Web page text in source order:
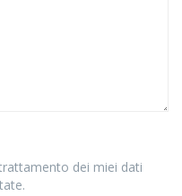
dei miei dati